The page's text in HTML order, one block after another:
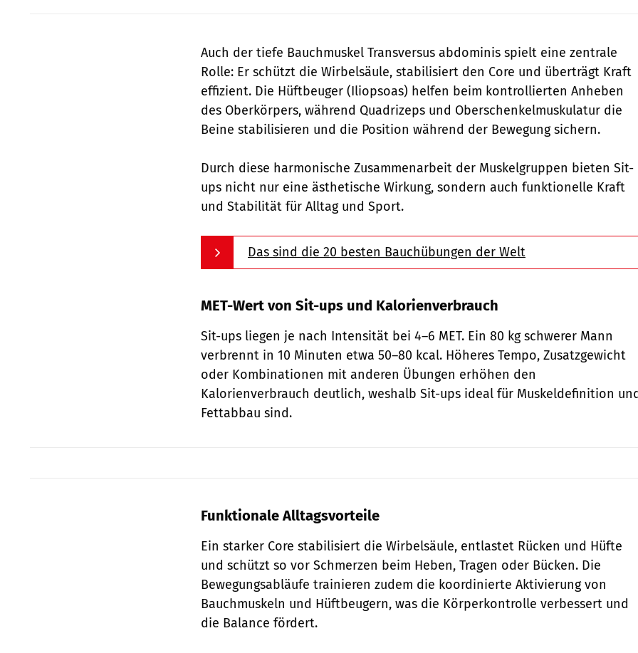
Auch der tiefe Bauchmuskel Transversus abdominis spielt eine zentrale
Rolle: Er schützt die Wirbelsäule, stabilisiert den Core und überträgt Kraft
effizient. Die Hüftbeuger (Iliopsoas) helfen beim kontrollierten Anheben
des Oberkörpers, während Quadrizeps und Oberschenkelmuskulatur die
Beine stabilisieren und die Position während der Bewegung sichern.
Durch diese harmonische Zusammenarbeit der Muskelgruppen bieten Sit-
ups nicht nur eine ästhetische Wirkung, sondern auch funktionelle Kraft
und Stabilität für Alltag und Sport.
Das sind die 20 besten Bauchübungen der Welt
MET-Wert von Sit-ups und Kalorienverbrauch
Sit-ups liegen je nach Intensität bei 4–6 MET. Ein 80 kg schwerer Mann
verbrennt in 10 Minuten etwa 50–80 kcal. Höheres Tempo, Zusatzgewicht
oder Kombinationen mit anderen Übungen erhöhen den
Kalorienverbrauch deutlich, weshalb Sit-ups ideal für Muskeldefinition
Fettabbau sind.
Funktionale Alltagsvorteile
Ein starker Core stabilisiert die Wirbelsäule, entlastet Rücken und Hüfte
und schützt so vor Schmerzen beim Heben, Tragen oder Bücken. Die
Bewegungsabläufe trainieren zudem die koordinierte Aktivierung von
Bauchmuskeln und Hüftbeugern, was die Körperkontrolle verbessert und
die Balance fördert.